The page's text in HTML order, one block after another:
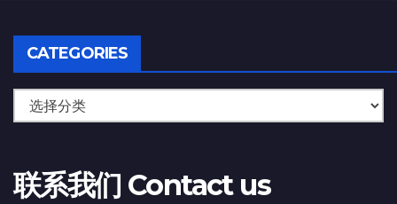
CATEGORIES
联系我们 Contact us